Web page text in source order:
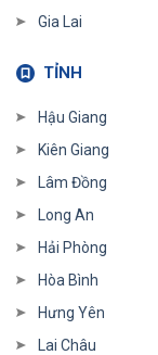
Gia Lai
TỈNH
Hậu Giang
Kiên Giang
Lâm Đồng
Long An
Hải Phòng
Hòa Bình
Hưng Yên
Lai Châu